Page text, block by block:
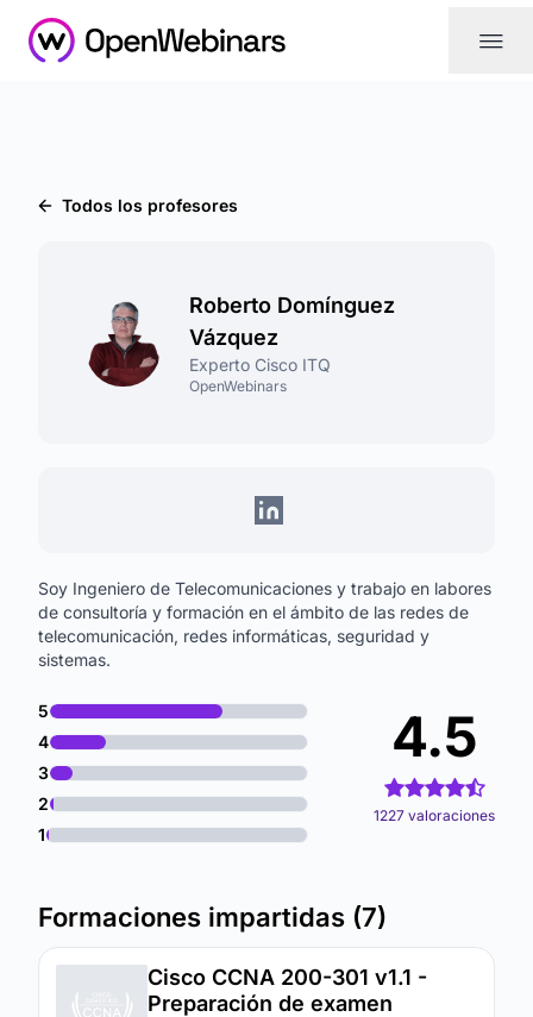
|||
Todos los profesores
Roberto Domínguez
Vázquez
Experto Cisco ITQ
OpenWebinars
Soy Ingeniero de Telecomunicaciones y trabajo en labores
de consultoría y formación en el ámbito de las redes de
telecomunicación, redes informáticas, seguridad y
sistemas.
4.5
1227 valoraciones
5
4
3
2
1
Formaciones impartidas (7)
Cisco CCNA 200-301 v1.1 -
Preparación de examen